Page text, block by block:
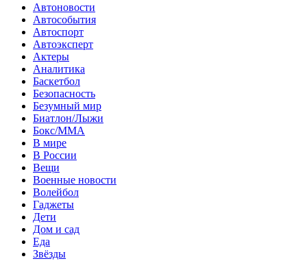
Автоновости
Автособытия
Автоспорт
Автоэксперт
Актеры
Аналитика
Баскетбол
Безопасность
Безумный мир
Биатлон/Лыжи
Бокс/MMA
В мире
В России
Вещи
Военные новости
Волейбол
Гаджеты
Дети
Дом и сад
Еда
Звёзды